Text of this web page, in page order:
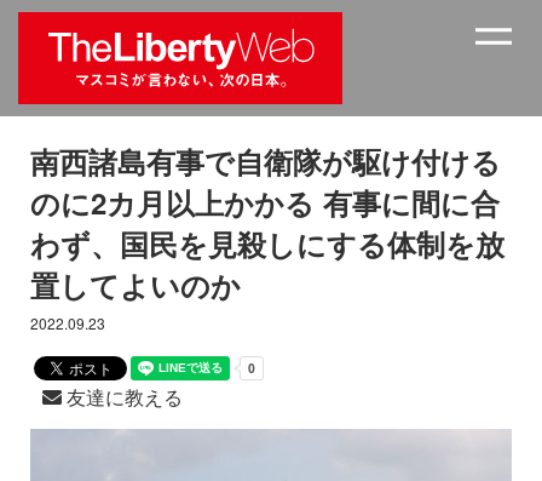
南西諸島有事で自衛隊が駆け付ける
のに2カ月以上かかる 有事に間に合
わず、国民を見殺しにする体制を放
置してよいのか
2022.09.23
友達に教える